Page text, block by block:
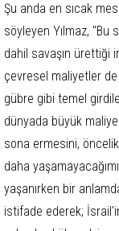
Şu anda en sıcak
söyleyen Yılmaz,
dahil savaşın ürettiği
çevresel maliyetler de
gübre gibi temel
dünyada büyük
sona ermesini,
daha
yaşanırken bir
istifade ederek;